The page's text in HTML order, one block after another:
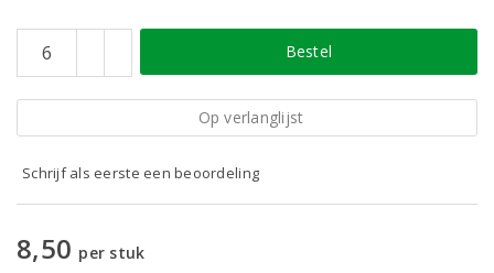
Bestel
Op verlanglijst
Schrijf als eerste een beoordeling
8,50 per stuk